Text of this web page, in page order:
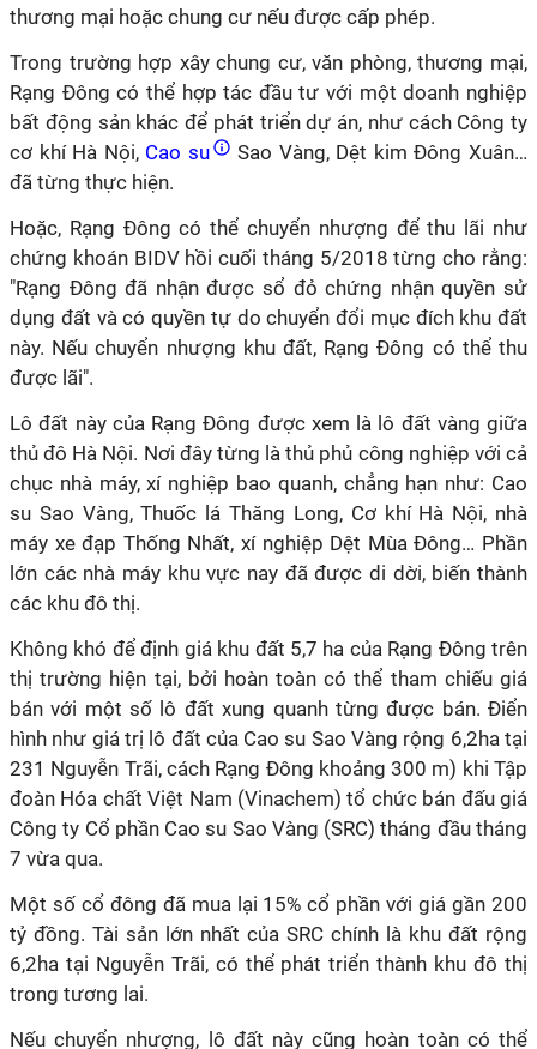
thương mại hoặc chung cư nếu được cấp phép.
Trong trường hợp xây chung cư, văn phòng, thương mại,
Rạng Đông có thể hợp tác đầu tư với một doanh nghiệp
bất động sản khác để phát triển dự án, như cách Công ty
cơ khí Hà Nội,Cao su
Sao Vàng, Dệt kim Đông Xuân…
đã từng thực hiện.
Hoặc, Rạng Đông có thể chuyển nhượng để thu lãi như
chứng khoán BIDV hồi cuối tháng 5/2018 từng cho rằng:
"Rạng Đông đã nhận được sổ đỏ chứng nhận quyền sử
dụng đất và có quyền tự do chuyển đổi mục đích khu đất
này. Nếu chuyển nhượng khu đất, Rạng Đông có thể thu
được lãi".
Lô đất này của Rạng Đông được xem là lô đất vàng giữa
thủ đô Hà Nội. Nơi đây từng là thủ phủ công nghiệp với cả
chục nhà máy, xí nghiệp bao quanh, chẳng hạn như: Cao
su Sao Vàng, Thuốc lá Thăng Long, Cơ khí Hà Nội, nhà
máy xe đạp Thống Nhất, xí nghiệp Dệt Mùa Đông… Phần
lớn các nhà máy khu vực nay đã được di dời, biến thành
các khu đô thị.
Không khó để định giá khu đất 5,7 ha của Rạng Đông trên
thị trường hiện tại, bởi hoàn toàn có thể tham chiếu giá
bán với một số lô đất xung quanh từng được bán. Điển
hình như giá trị lô đất của Cao su Sao Vàng rộng 6,2ha tại
231 Nguyễn Trãi, cách Rạng Đông khoảng 300 m) khi Tập
đoàn Hóa chất Việt Nam (Vinachem) tổ chức bán đấu giá
Công ty Cổ phần Cao su Sao Vàng (SRC) tháng đầu tháng
7 vừa qua.
Một số cổ đông đã mua lại 15% cổ phần với giá gần 200
tỷ đồng. Tài sản lớn nhất của SRC chính là khu đất rộng
6,2ha tại Nguyễn Trãi, có thể phát triển thành khu đô thị
trong tương lai.
Nếu chuyển nhượng, lô đất này cũng hoàn toàn có thể